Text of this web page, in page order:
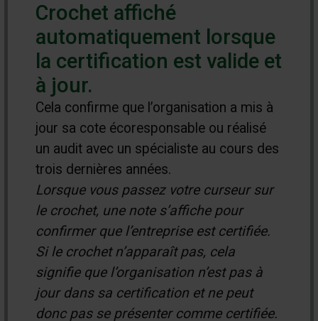
Crochet affiché
automatiquement lorsque
la certification est valide et
à jour.
Cela confirme que l’organisation a mis à
jour sa cote écoresponsable ou réalisé
un audit avec un spécialiste au cours des
trois dernières années.
Lorsque vous passez votre curseur sur
le crochet, une note s’affiche pour
confirmer que l’entreprise est certifiée.
Si le crochet n’apparaît pas, cela
signifie que l’organisation n’est pas à
jour dans sa certification et ne peut
donc pas se présenter comme certifiée.